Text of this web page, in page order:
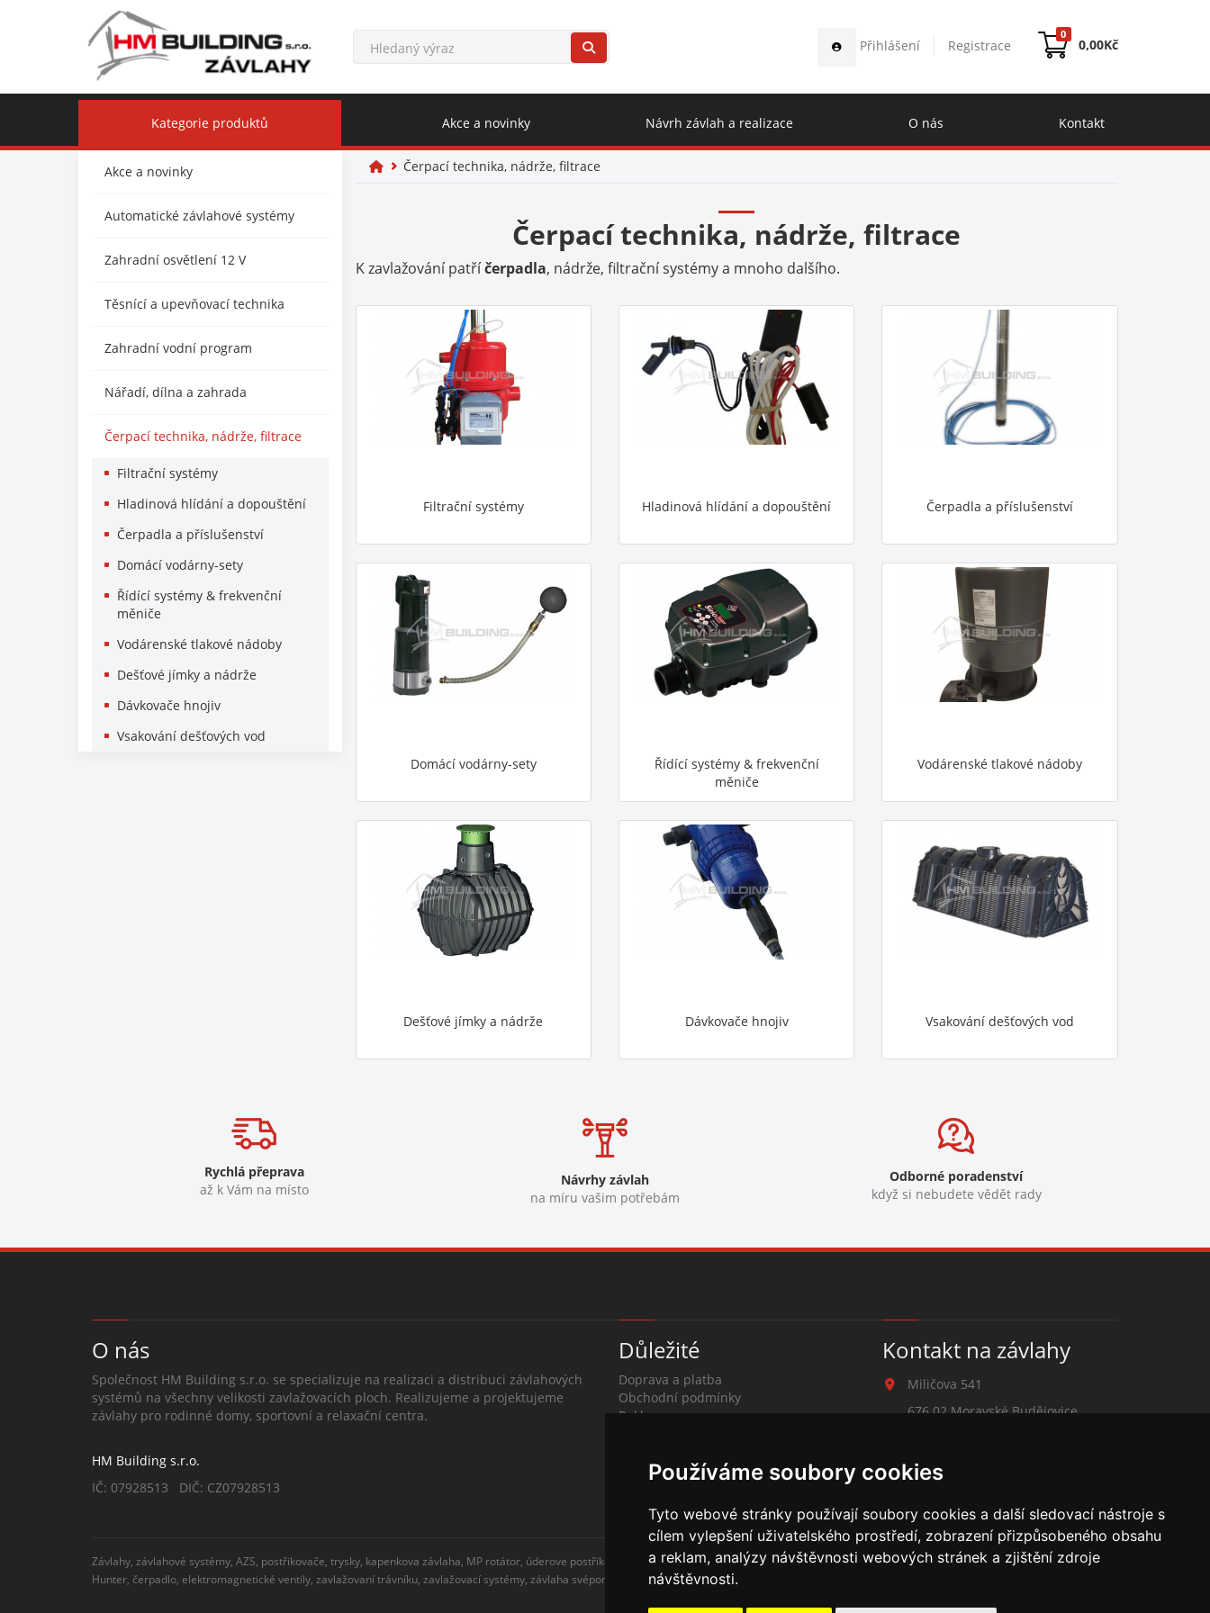
Používáme soubory cookies
Tyto webové stránky používají soubory cookies a další sledovací nástroje s
cílem vylepšení uživatelského prostředí, zobrazení přizpůsobeného obsahu
a reklam, analýzy návštěvnosti webových stránek a zjištění zdroje
návštěvnosti.
0
0,00Kč
Přihlášení Registrace
Kategorie produktů Akce a novinky Návrh závlah a realizace O nás Kontakt
Akce a novinky
Automatické závlahové systémy
Zahradní osvětlení 12 V
Těsnící a upevňovací technika
Zahradní vodní program
Nářadí, dílna a zahrada
Čerpací technika, nádrže, filtrace
Filtrační systémy
Hladinová hlídání a dopouštění
Čerpadla a příslušenství
Domácí vodárny-sety
Řídící systémy & frekvenční
měniče
Vodárenské tlakové nádoby
Dešťové jímky a nádrže
Dávkovače hnojiv
Vsakování dešťových vod
Čerpací technika, nádrže, filtrace
Čerpací technika, nádrže, filtrace
K zavlažování patříčerpadla, nádrže, filtrační systémy a mnoho dalšího.
Filtrační systémy Hladinová hlídání a dopouštění Čerpadla a příslušenství
Domácí vodárny-sety
Řídící systémy & frekvenční
měniče
Vodárenské tlakové nádoby
Dešťové jímky a nádrže Dávkovače hnojiv Vsakování dešťových vod
Rychlá přeprava
až k Vám na místo
Návrhy závlah
na míru vašim potřebám
Odborné poradenství
když si nebudete vědět rady
O nás
Společnost HM Building s.r.o. se specializuje na realizaci a distribuci závlahových
systémů na všechny velikosti zavlažovacích ploch. Realizujeme a projektujeme
závlahy pro rodinné domy, sportovní a relaxační centra.
HM Building s.r.o.
IČ: 07928513 DIČ: CZ07928513
Důležité
Doprava a platba
Obchodní podmínky
Reklamace
Kontakt na závlahy
Miličova 541
676 02 Moravské Budějovice
Závlahy, závlahové systémy, AZS, postřikovače, trysky, kapenkova závlaha, MP rotátor, úderove postřikovače, automatické zavlažovaní, kapkovací potrubí, mikrozávlaha, zahradní hadice, zahradní sloupky,
Hunter, čerpadlo, elektromagnetické ventily, zavlažovaní trávníku, zavlažovací systémy, závlaha svépomocí, rozvodné potrubí, čidlo srážek